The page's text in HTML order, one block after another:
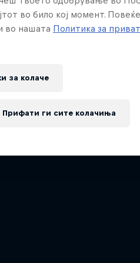
во било кој момент. Повеќе
во нашата Политика за
за колачe
Прифати ги сите колачиња